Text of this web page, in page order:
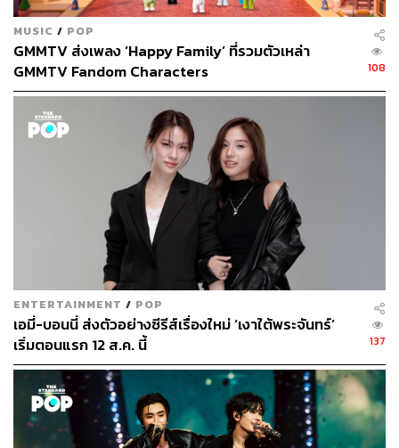
MUSIC / POP
GMMTV ส่งเพลง ‘Happy Family’ ที่รวมตัวเหล่า
GMMTV Fandom Characters
108
ENTERTAINMENT / POP
เอมี่-บอนนี่ ส่งตัวอย่างซีรีส์เรื่องใหม่ ‘เงาใต้พระจันทร์’
เริ่มตอนแรก 12 ส.ค. นี้
137